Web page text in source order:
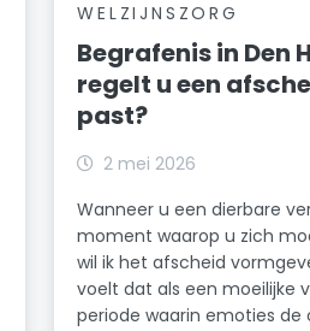
WELZIJNSZORG
Begrafenis in Den
regelt u een
past?
2 mei 2026
Wanneer u een dierbare
moment waarop u zich
wil ik het afscheid
voelt dat als een moeilijke
periode waarin emoties de